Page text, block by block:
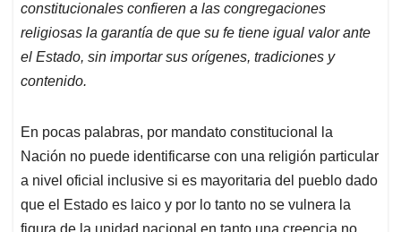
constitucionales confieren a las congregaciones
religiosas la garantía de que su fe tiene igual valor ante
el Estado, sin importar sus orígenes, tradiciones y
contenido.
En pocas palabras, por mandato constitucional la
Nación no puede identificarse con una religión particular
a nivel oficial inclusive si es mayoritaria del pueblo dado
que el Estado es laico y por lo tanto no se vulnera la
figura de la unidad nacional en tanto una creencia no